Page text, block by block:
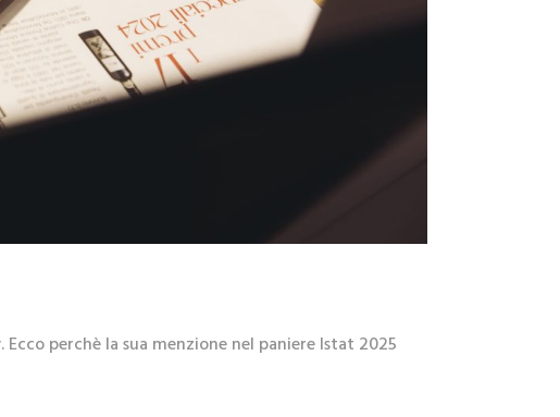
perchè la sua menzione nel paniere Istat 2025